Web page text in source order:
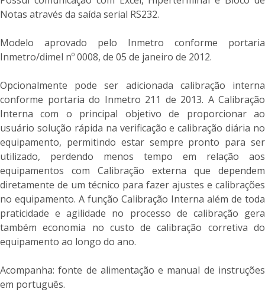
Notas através da saída serial RS232.
Modelo aprovado pelo Inmetro conforme portaria
Inmetro/dimel nº 0008, de 05 de janeiro de 2012.
Opcionalmente pode ser adicionada calibração interna
conforme portaria do Inmetro 211 de 2013. A Calibração
Interna com o principal objetivo de proporcionar ao
usuário solução rápida na verificação e calibração diária no
equipamento, permitindo estar sempre pronto para ser
utilizado, perdendo menos tempo em relação aos
equipamentos com Calibração externa que dependem
diretamente de um técnico para fazer ajustes e calibrações
no equipamento. A função Calibração Interna além de toda
praticidade e agilidade no processo de calibração gera
também economia no custo de calibração corretiva do
equipamento ao longo do ano.
Acompanha: fonte de alimentação e manual de instruções
em português.